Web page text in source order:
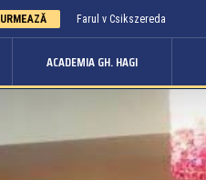
URMEAZĂ Farul v Csikszereda
ACADEMIA GH. HAGI